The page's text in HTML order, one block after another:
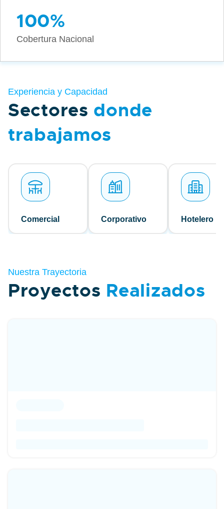
100%
Cobertura Nacional
Experiencia y Capacidad
Sectores donde
trabajamos
Comercial Corporativo Hotelero
Nuestra Trayectoria
Proyectos Realizados